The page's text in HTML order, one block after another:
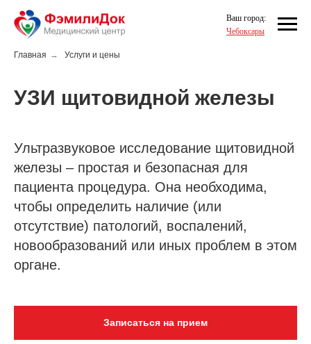
Ваш город:
Чебоксары
Главная → Услуги и цены
УЗИ щитовидной железы
Ультразвуковое исследование щитовидной
железы – простая и безопасная для
пациента процедура. Она необходима,
чтобы определить наличие (или
отсутствие) патологий, воспалений,
новообразований или иных проблем в этом
органе.
Записаться на прием